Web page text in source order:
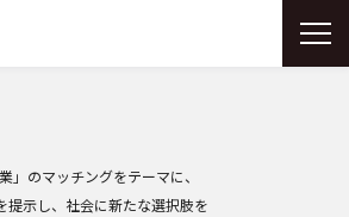
」のマッチングをテーマに、
提示し、社会に新たな選択肢を